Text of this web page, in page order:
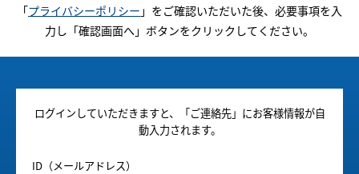
「プライバシーポリシー 」をご確認いただいた後、必要事項を入
力し「確認画面へ」ボタンをクリックしてください。
ログインしていただきますと、「ご連絡先」にお客様情報が自
動入力されます。
ID（メールアドレス）